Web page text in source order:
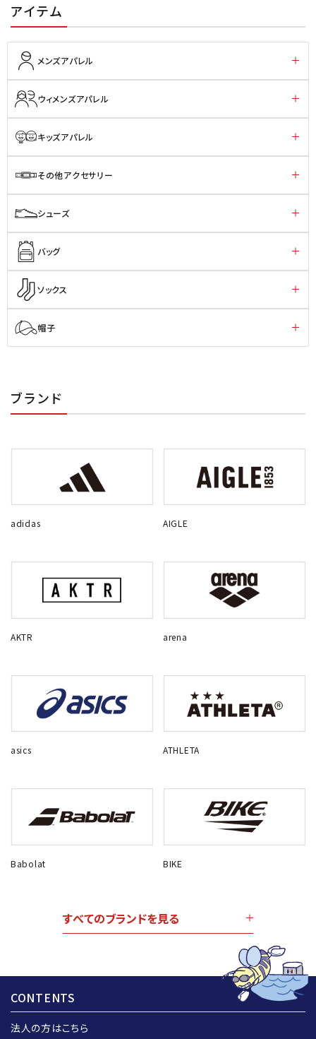
アイテム
メンズアパレル
ウィメンズアパレル
キッズアパレル
その他アクセサリー
シューズ
バッグ
ソックス
帽子
ブランド
adidas AIGLE
AKTR arena
asics ATHLETA
Babolat BIKE
すべてのブランドを見る
CONTENTS
法人の方はこちら